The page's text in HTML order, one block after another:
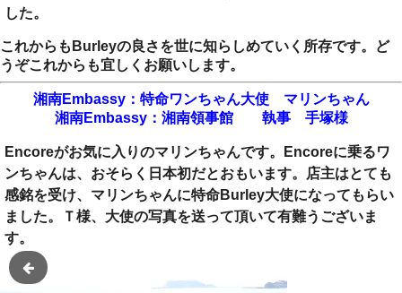
した。
これからもBurleyの良さを世に知らしめていく所存です。ど
うぞこれからも宜しくお願いします。
湘南Embassy：特命ワンちゃん大使 マリンちゃん
湘南Embassy：湘南領事館 執事 手塚様
Encoreがお気に入りのマリンちゃんです。Encoreに乗るワ
ンちゃんは、おそらく日本初だとおもいます。店主はとても
感銘を受け、マリンちゃんに特命Burley大使になってもらい
ました。Ｔ様、大使の写真を送って頂いて有難うございま
す。